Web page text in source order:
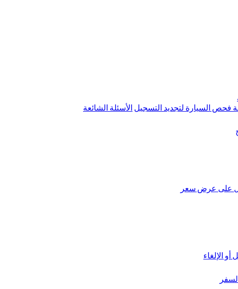
فحص السيارة لتجديد التسجيل الأسئلة الشائعة
على عرض سعر
أو الإلغاء